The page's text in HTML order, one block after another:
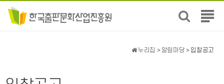
전
뉴
누리집 > 알림마당 > 입찰공고